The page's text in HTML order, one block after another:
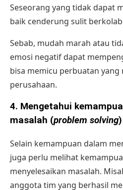
Seseorang yang tidak dapat
baik cenderung sulit
Sebab, mudah marah atau
emosi negatif dapat
bisa memicu perbuatan
perusahaan.
4. Mengetahui
masalah (problem solving)
Selain kemampuan dalam
juga perlu melihat
menyelesaikan masalah.
anggota tim yang berhasil